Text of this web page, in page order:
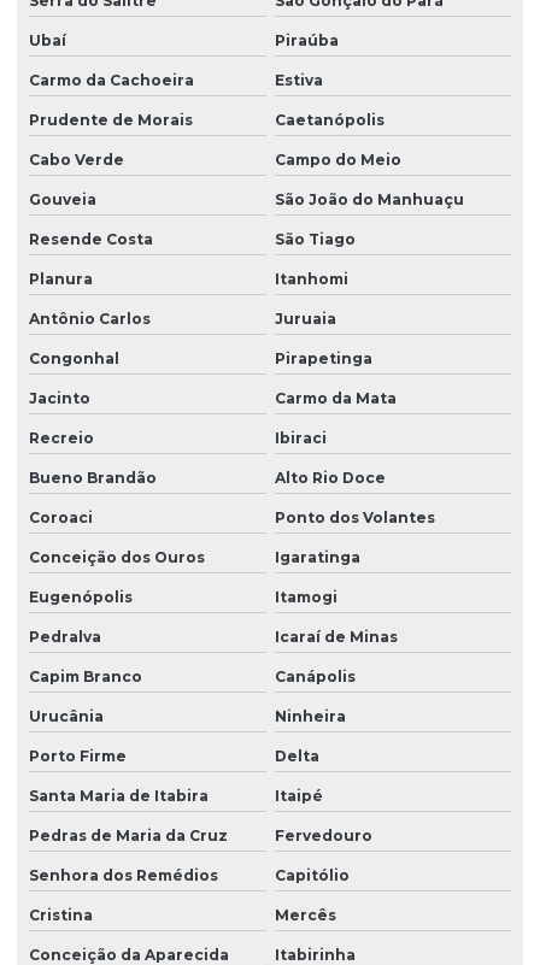
Ubaí Piraúba
Carmo da Cachoeira Estiva
Prudente de Morais Caetanópolis
Cabo Verde Campo do Meio
Gouveia São João do Manhuaçu
Resende Costa São Tiago
Planura Itanhomi
Antônio Carlos Juruaia
Congonhal Pirapetinga
Jacinto Carmo da Mata
Recreio Ibiraci
Bueno Brandão Alto Rio Doce
Coroaci Ponto dos Volantes
Conceição dos Ouros Igaratinga
Eugenópolis Itamogi
Pedralva Icaraí de Minas
Capim Branco Canápolis
Urucânia Ninheira
Porto Firme Delta
Santa Maria de Itabira Itaipé
Pedras de Maria da Cruz Fervedouro
Senhora dos Remédios Capitólio
Cristina Mercês
Conceição da Aparecida Itabirinha